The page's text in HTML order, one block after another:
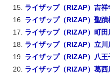
ライザップ（RIZAP）吉祥
ライザップ（RIZAP）聖蹟
ライザップ（RIZAP）町田
ライザップ（RIZAP）立川
ライザップ（RIZAP）八王
ライザップ（RIZAP）葛西